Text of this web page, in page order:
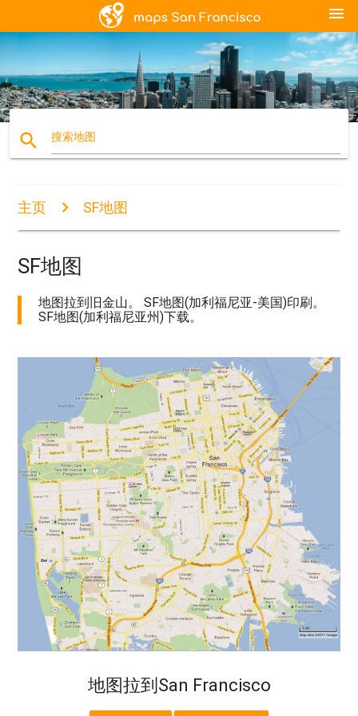
menu
search 搜索地图
主页 SF地图
SF地图
地图拉到旧金山。 SF地图(加利福尼亚-美国)印刷。
SF地图(加利福尼亚州)下载。
地图拉到San Francisco